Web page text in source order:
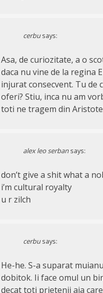
cerbu says:
Asa, de curiozitate, a o
daca nu vine de la regina
injurat consecvent. Tu de
oferi? Stiu, inca nu am
toti ne tragem din
alex leo serban says:
don’t give a shit what a
i’m cultural royalty
u r zilch
cerbu says:
He-he. S-a suparat
dobitok. Ii face omul un
decat toti prietenii aia